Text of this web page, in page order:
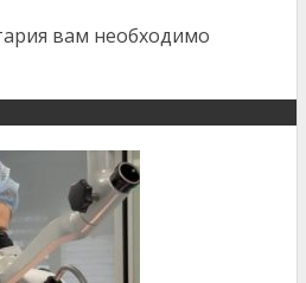
вам необходимо